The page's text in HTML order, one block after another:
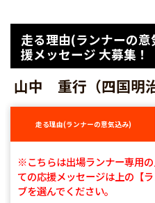
走る理由(ランナーの
援メッセージ 大募集！
山中 重行（四国明
走る理由(ランナーの意気込み)
※こちらは出場ランナー専用
ての応援メッセージは上の【
ブを選んでください。